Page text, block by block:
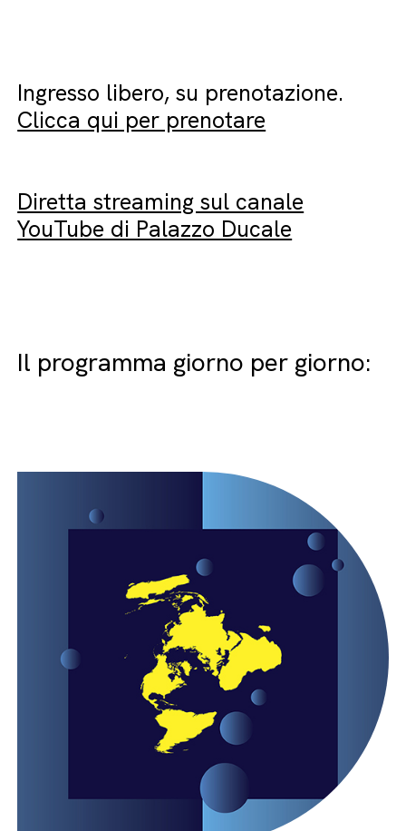
Ingresso libero, su prenotazione.
Clicca qui per prenotare
Diretta streaming sul canale
YouTube di Palazzo Ducale
Il programma giorno per giorno: